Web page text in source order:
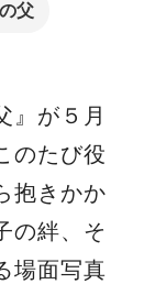
父
』が５月
のたび役
抱きかか
の絆、そ
場面写真